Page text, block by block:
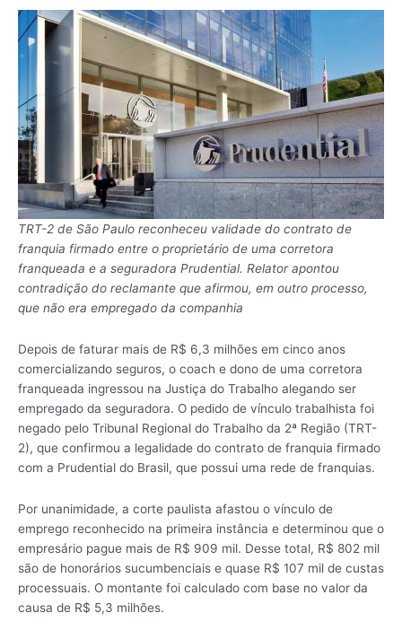
TRT-2 de São Paulo reconheceu validade do contrato de
franquia firmado entre o proprietário de uma corretora
franqueada e a seguradora Prudential. Relator apontou
contradição do reclamante que afirmou, em outro processo,
que não era empregado da companhia
Depois de faturar mais de R$ 6,3 milhões em cinco anos
comercializando seguros, o coach e dono de uma corretora
franqueada ingressou na Justiça do Trabalho alegando ser
empregado da seguradora. O pedido de vínculo trabalhista foi
negado pelo Tribunal Regional do Trabalho da 2ª Região (TRT-
2), que confirmou a legalidade do contrato de franquia firmado
com a Prudential do Brasil, que possui uma rede de franquias.
Por unanimidade, a corte paulista afastou o vínculo de
emprego reconhecido na primeira instância e determinou que o
empresário pague mais de R$ 909 mil. Desse total, R$ 802 mil
são de honorários sucumbenciais e quase R$ 107 mil de custas
processuais. O montante foi calculado com base no valor da
causa de R$ 5,3 milhões.